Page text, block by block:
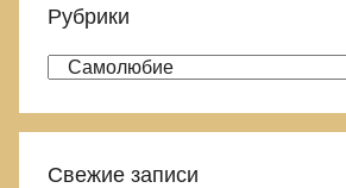
и
:
Рубрики
б
р
Свежие записи